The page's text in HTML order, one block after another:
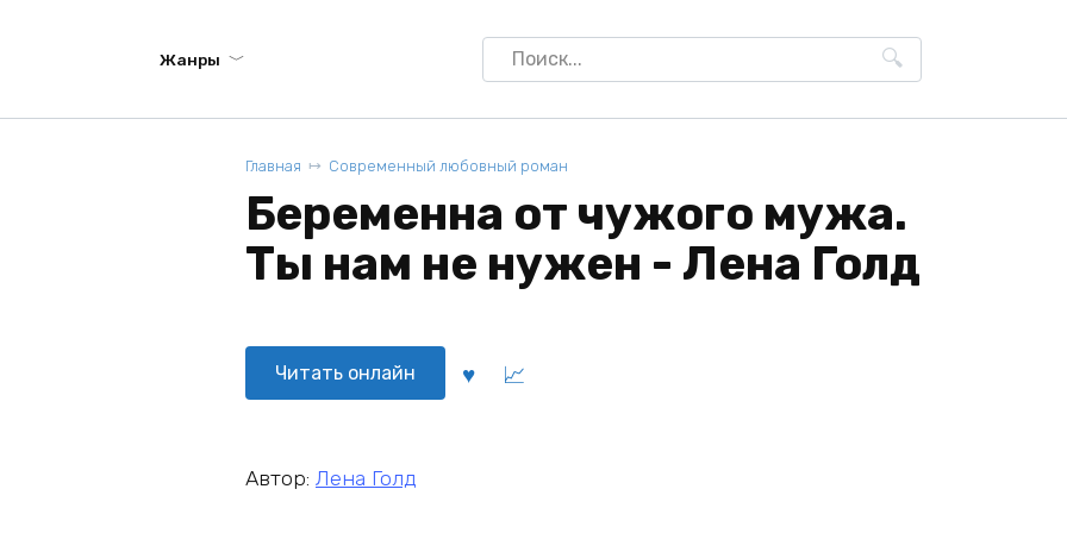
Жанры
Search
for:
Главная Современный любовный роман
Беременна от чужого мужа.
Ты нам не нужен - Лена Голд
Читать онлайн
Автор: Лена Голд